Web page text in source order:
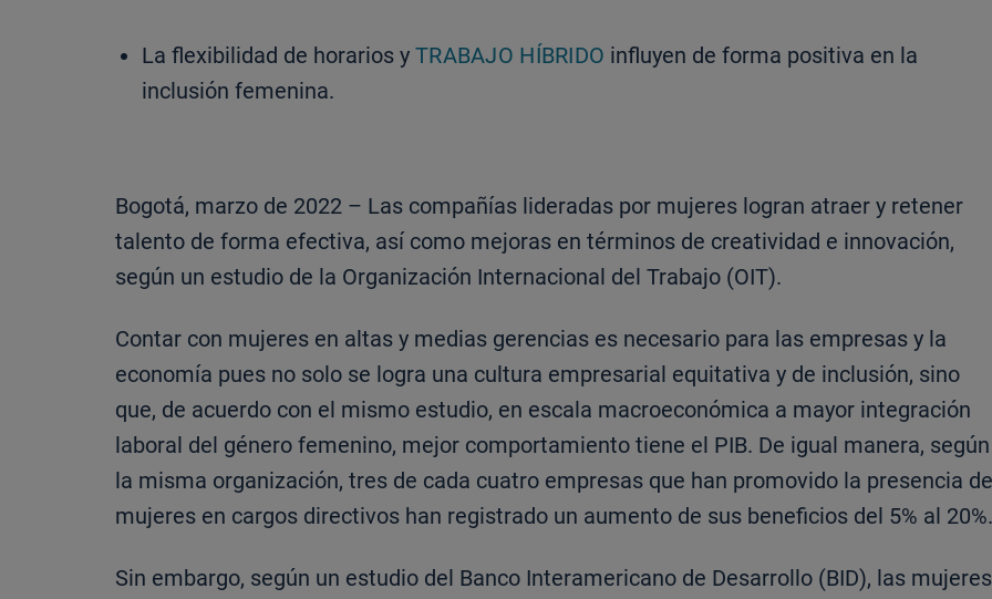
La flexibilidad de horarios y TRABAJO HÍBRIDO influyen de forma positiva en la
inclusión femenina.
Bogotá, marzo de 2022 – Las compañías lideradas por mujeres logran atraer y retener
talento de forma efectiva, así como mejoras en términos de creatividad e innovación,
según un estudio de la Organización Internacional del Trabajo (OIT).
Contar con mujeres en altas y medias gerencias es necesario para las empresas y la
economía pues no solo se logra una cultura empresarial equitativa y de inclusión, sino
que, de acuerdo con el mismo estudio, en escala macroeconómica a mayor integración
laboral del género femenino, mejor comportamiento tiene el PIB. De igual manera, según
la misma organización, tres de cada cuatro empresas que han promovido la presencia de
mujeres en cargos directivos han registrado un aumento de sus beneficios del 5% al 20%.
Sin embargo, según un estudio del Banco Interamericano de Desarrollo (BID), las mujeres